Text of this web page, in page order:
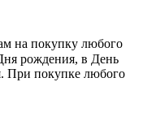
на покупку любого
рождения, в День
При покупке любого